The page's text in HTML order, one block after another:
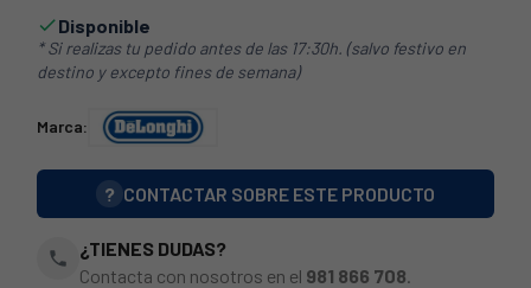
Disponible
* Si realizas tu pedido antes de las 17:30h. (salvo festivo en
destino y excepto fines de semana)
Marca:
? CONTACTAR SOBRE ESTE PRODUCTO
phone
¿TIENES DUDAS?
Contacta con nosotros en el 981 866 708